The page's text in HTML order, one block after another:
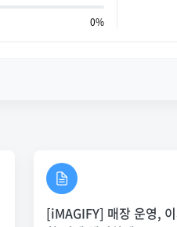
0%
[iMAGIFY] 매장 운영,